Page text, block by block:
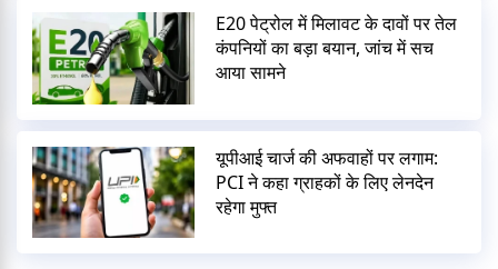
E20 पेट्रोल में मिलावट के दावों पर तेल
कंपनियों का बड़ा बयान, जांच में सच
आया सामने
यूपीआई चार्ज की अफवाहों पर लगाम:
PCI ने कहा ग्राहकों के लिए लेनदेन
रहेगा मुफ्त